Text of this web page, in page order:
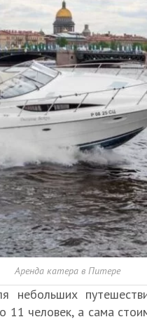
Аренда катера в Питере
небольших
человек, а сама